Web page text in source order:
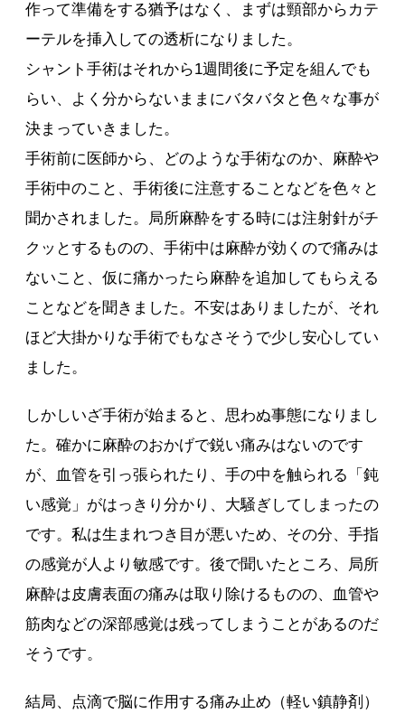
作って準備をする猶予はなく、まずは頸部からカテ
ーテルを挿入しての透析になりました。
シャント手術はそれから1週間後に予定を組んでも
らい、よく分からないままにバタバタと色々な事が
決まっていきました。
手術前に医師から、どのような手術なのか、麻酔や
手術中のこと、手術後に注意することなどを色々と
聞かされました。局所麻酔をする時には注射針がチ
クッとするものの、手術中は麻酔が効くので痛みは
ないこと、仮に痛かったら麻酔を追加してもらえる
ことなどを聞きました。不安はありましたが、それ
ほど大掛かりな手術でもなさそうで少し安心してい
ました。
しかしいざ手術が始まると、思わぬ事態になりまし
た。確かに麻酔のおかげで鋭い痛みはないのです
が、血管を引っ張られたり、手の中を触られる「鈍
い感覚」がはっきり分かり、大騒ぎしてしまったの
です。私は生まれつき目が悪いため、その分、手指
の感覚が人より敏感です。後で聞いたところ、局所
麻酔は皮膚表面の痛みは取り除けるものの、血管や
筋肉などの深部感覚は残ってしまうことがあるのだ
そうです。
結局、点滴で脳に作用する痛み止め（軽い鎮静剤）